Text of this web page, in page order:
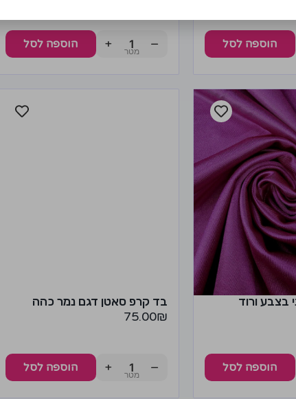
הוספה לסל −
+ הוספה לסל
בצבע ורוד
הוספה לסל
בד קרפ סאטן דגם נמר כהה
75.00₪
−
+ הוספה לסל